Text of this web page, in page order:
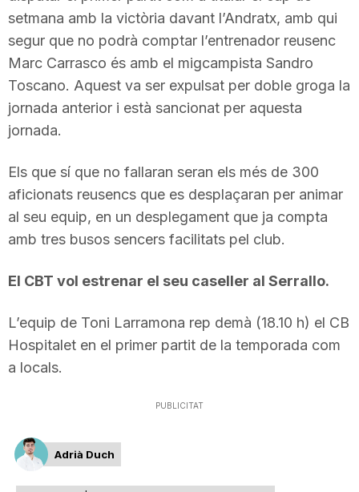
setmana amb la victòria davant l’Andratx, amb qui
segur que no podrà comptar l’entrenador reusenc
Marc Carrasco és amb el migcampista Sandro
Toscano. Aquest va ser expulsat per doble groga la
jornada anterior i està sancionat per aquesta
jornada.
Els que sí que no fallaran seran els més de 300
aficionats reusencs que es desplaçaran per animar
al seu equip, en un desplegament que ja compta
amb tres busos sencers facilitats pel club.
El CBT vol estrenar el seu caseller al Serrallo.
L’equip de Toni Larramona rep demà (18.10 h) el CB
Hospitalet en el primer partit de la temporada com
a locals.
PUBLICITAT
Adrià Duch